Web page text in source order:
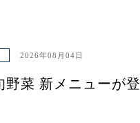
2026年08月04日
野菜 新メニューが登